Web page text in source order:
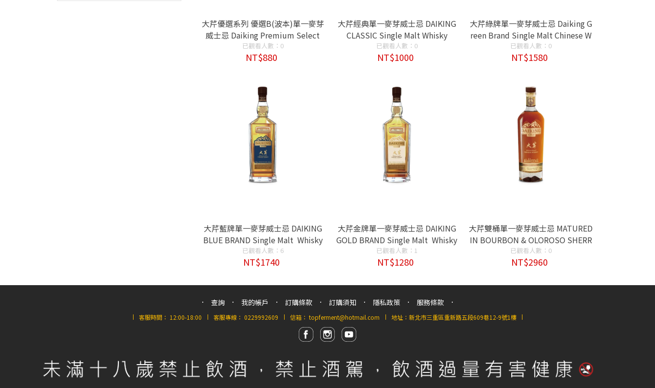
大芹優選系列 優選B(波本)單一麥芽
威士忌 Daiking Premium Select
“B” Single Malt Chinese Whisky
已觀看人數：0
NT$880
大芹經典單一麥芽威士忌 DAIKING
CLASSIC Single Malt Whisky
已觀看人數：0
NT$1000
大芹綠牌單一麥芽威士忌 Daiking G
reen Brand Single Malt Chinese W
hisk
已觀看人數：0
NT$1580
大芹藍牌單一麥芽威士忌 DAIKING
BLUE BRAND Single Malt Whisky
已觀看人數：6
NT$1740
大芹金牌單一麥芽威士忌 DAIKING
GOLD BRAND Single Malt Whisky
已觀看人數：1
NT$1280
大芹雙桶單一麥芽威士忌 MATURED
IN BOURBON & OLOROSO SHERR
Y CASKS
已觀看人數：0
NT$2960
查詢 我的帳戶 訂購條款 訂購須知 隱私政策 服務條款
客服時間： 12:00-18:00 客服專線： 0229992609 信箱： topferment@hotmail.com 地址：新北市三重區重新路五段609巷12-9號1樓